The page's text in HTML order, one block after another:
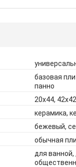
базовая
панно
20x44, 42x42
керамика,
бежевый,
обычная
для ванной,